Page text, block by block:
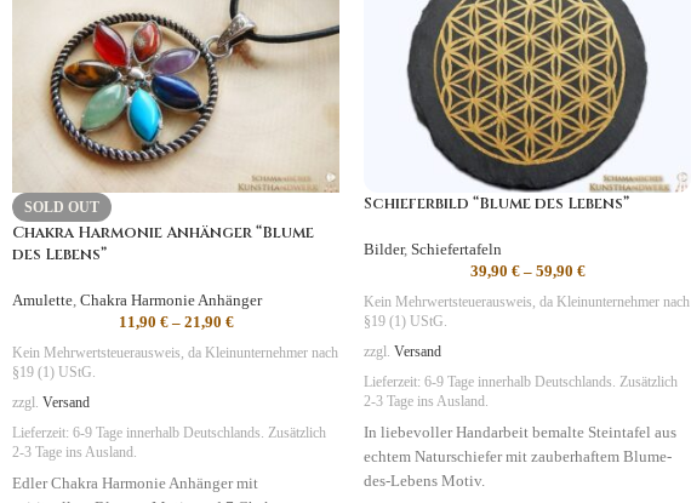
SOLD OUT
Chakra Harmonie Anhänger “Blume
des Lebens”
Amulette, Chakra Harmonie Anhänger
11,90 €– 21,90 €
Kein Mehrwertsteuerausweis, da Kleinunternehmer nach
§19 (1) UStG.
zzgl. Versand
Lieferzeit: 6-9 Tage innerhalb Deutschlands. Zusätzlich
2-3 Tage ins Ausland.
Edler Chakra Harmonie Anhänger mit
Schieferbild “Blume des Lebens”
Bilder, Schiefertafeln
39,90 €– 59,90 €
Kein Mehrwertsteuerausweis, da Kleinunternehmer nach
§19 (1) UStG.
zzgl. Versand
Lieferzeit: 6-9 Tage innerhalb Deutschlands. Zusätzlich
2-3 Tage ins Ausland.
In liebevoller Handarbeit bemalte Steintafel aus
echtem Naturschiefer mit zauberhaftem Blume-
des-Lebens Motiv.